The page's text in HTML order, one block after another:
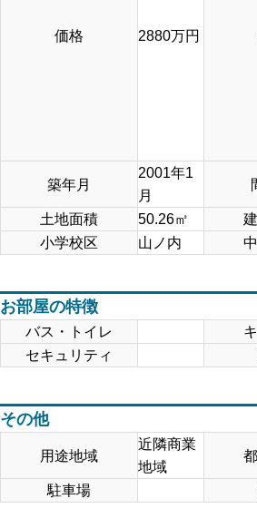
価格 2880万円
築年月
2001年1
月
土地面積 50.26㎡
小学校区
山ノ内
お部屋の特徴
バス・トイレ
セキュリティ
その他
用途地域
近隣商業
地域
駐車場